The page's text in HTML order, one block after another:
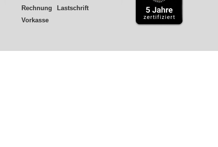
Rechnung
Lastschrift
Vorkasse